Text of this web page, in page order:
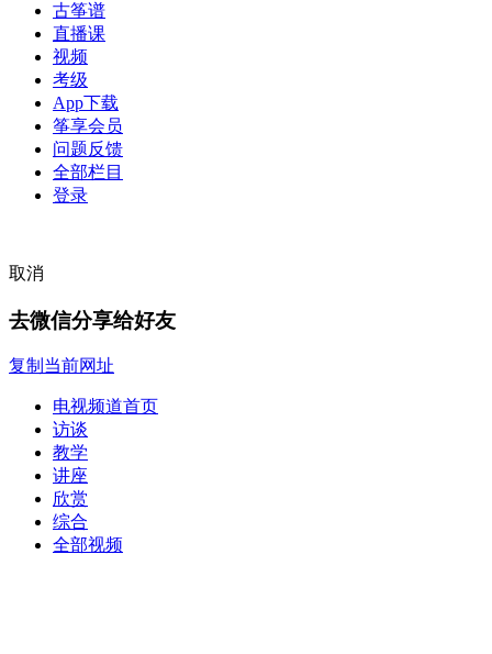
古筝谱
直播课
视频
考级
App下载
筝享会员
问题反馈
全部栏目
登录
取消
去微信分享给好友
复制当前网址
电视频道首页
访谈
教学
讲座
欣赏
综合
全部视频